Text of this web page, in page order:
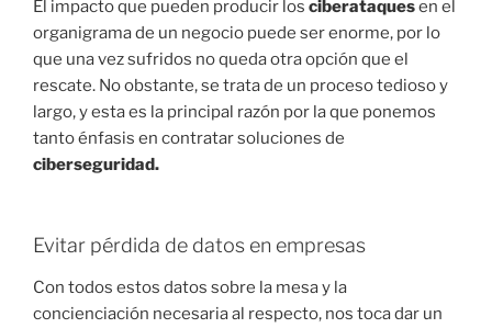
El impacto que pueden producir los ciberataquesen el
organigrama de un negocio puede ser enorme, por lo
que una vez sufridos no queda otra opción que el
rescate. No obstante, se trata de un proceso tedioso y
largo, y esta es la principal razón por la que ponemos
tanto énfasis en contratar soluciones de
ciberseguridad.
Evitar pérdida de datos en empresas
Con todos estos datos sobre la mesa y la
concienciación necesaria al respecto, nos toca dar un